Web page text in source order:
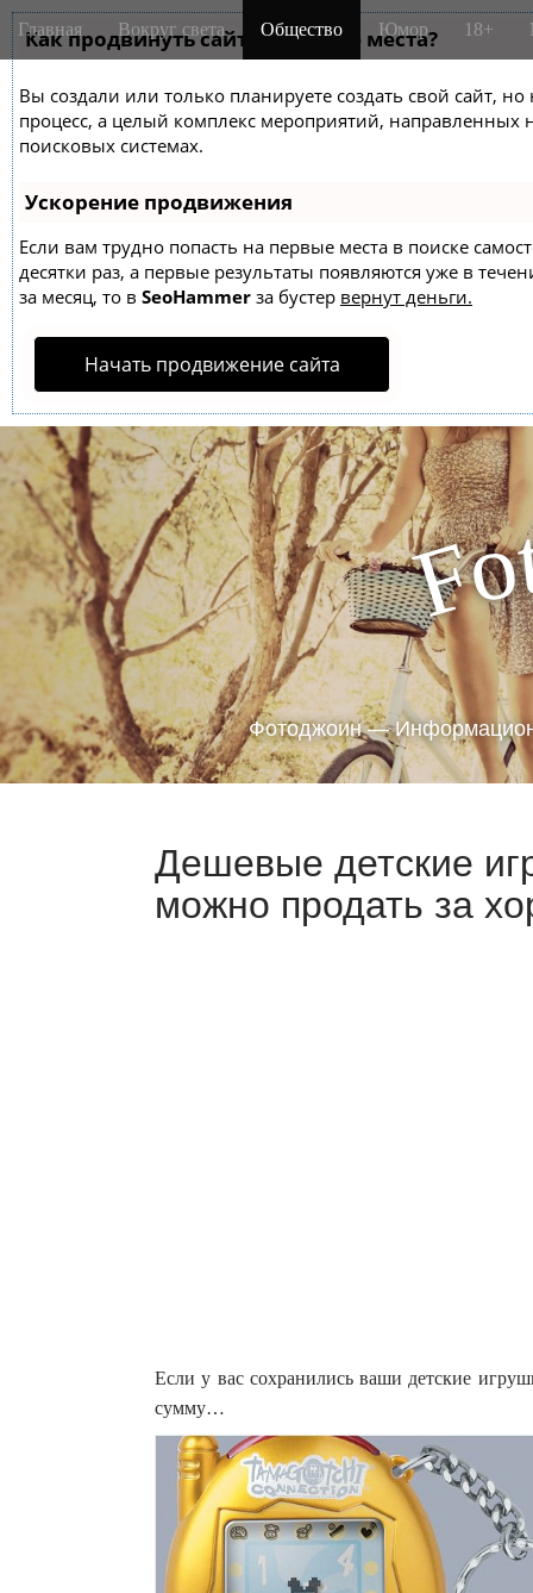
Как продвинуть сайт на первые места?
Вы создали или только планируете создать свой сайт,
процесс, а целый комплекс мероприятий,
поисковых системах.
Ускорение продвижения
Если вам трудно попасть на первые места в поиске
десятки раз, а первые результаты появляются уже в
за месяц, то в SeoHammer за бустер вернут деньги.
Начать продвижение сайта
M
a
n
m
e
n
u
i
Главная Вокруг света Общество Юмор 18+
Fo
Фотоджоин —
Дешевые детские
можно продать за
Если у вас сохранились ваши детские
сумму…